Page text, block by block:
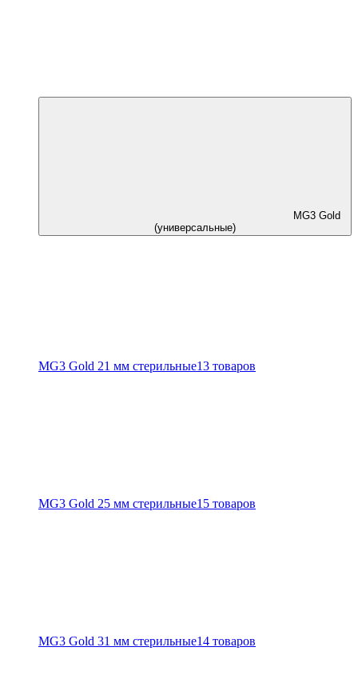
MG3 Gold
(универсальные)
MG3 Gold 21 мм стерильные13 товаров
MG3 Gold 25 мм стерильные15 товаров
MG3 Gold 31 мм стерильные14 товаров